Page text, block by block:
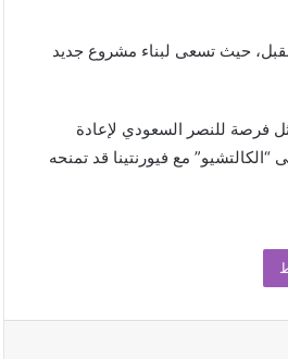
حيث تسعى لبناء مشروع جديد
فرصة للنصر السعودي لإعادة
مع فيورنتينا قد تمنحه